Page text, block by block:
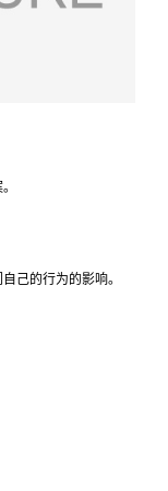
己的行为的影响。